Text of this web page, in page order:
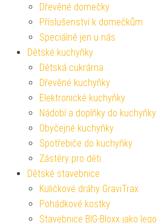
Dřevěné domečky
Příslušenství k domečkům
Speciálně jen u nás
Dětské kuchyňky
Dětská cukrárna
Dřevěné kuchyňky
Elektronické kuchyňky
Nádobí a doplňky do kuchyňky
Obyčejné kuchyňky
Spotřebiče do kuchyňky
Zástěry pro děti
Dětské stavebnice
Kuličkové dráhy GraviTrax
Pohádkové kostky
Stavebnice BIG-Bloxx jako lego